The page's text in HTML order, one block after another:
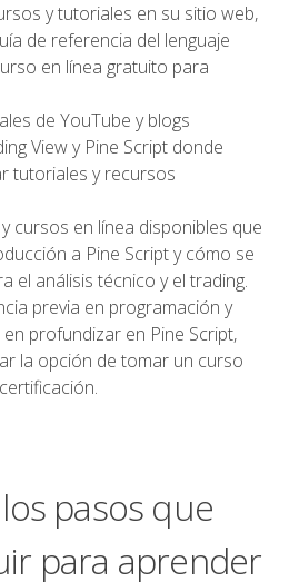
y tutoriales en su sitio web,
de referencia del lenguaje
en línea gratuito para
de YouTube y blogs
View y Pine Script donde
tutoriales y recursos
cursos en línea disponibles que
a Pine Script y cómo se
el análisis técnico y el trading.
previa en programación y
profundizar en Pine Script,
la opción de tomar un curso
pasos que
para aprender